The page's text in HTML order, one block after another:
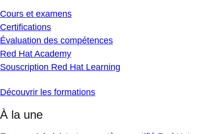
Cours et examens
Certifications
Évaluation des compétences
Red Hat Academy
Souscription Red Hat Learning
Découvrir les formations
À la une